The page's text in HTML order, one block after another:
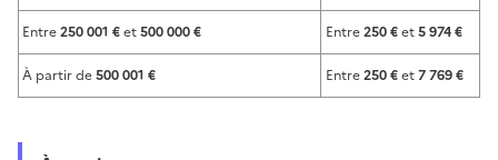
Entre250 001 €et500 000 € Entre250 €et5 974 €
À partir de500 001 € Entre250 €et7 769 €